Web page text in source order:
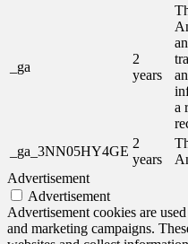
_ga
2
years
a
_ga_3NN05HY4GE
2
years
Advertisement
Advertisement
Advertisement cookies are
and marketing campaigns.